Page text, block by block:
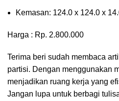
Kеmаѕаn: 124.0 x 124.0 x
Harga : Rp. 2.800.000
Terima beri sudah membaca
partisi. Dengan menggunakan
menjadikan ruang kerja yang
Jangan lupa untuk berbagi